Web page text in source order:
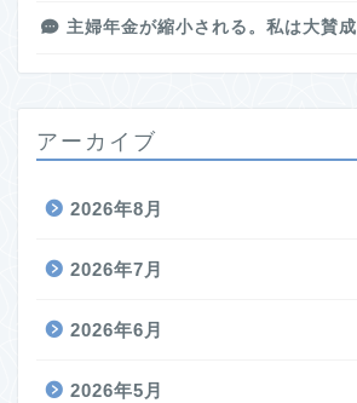
主婦年金が縮小される。私は大賛成
アーカイブ
2026年8月
2026年7月
2026年6月
2026年5月